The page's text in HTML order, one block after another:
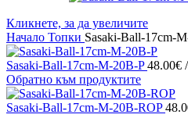
Кликнете, за да увеличите
Начало Топки Sasaki-Ball-17cm-
Sasaki-Ball-17cm-M-20B-P48.00€
Обратно към продуктите
Sasaki-Ball-17cm-M-20B-ROP